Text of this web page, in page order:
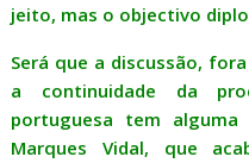
jeito, mas o objectivo
Será que a discussão,
a continuidade da
portuguesa tem
Marques Vidal, que